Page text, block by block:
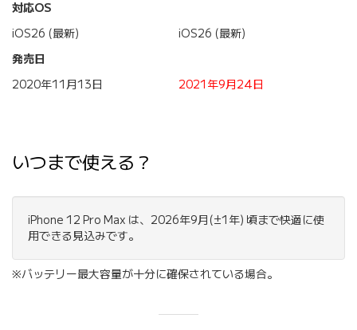
対応OS
iOS26 (最新)
iOS26 (最新)
発売日
2020年11月13日
2021年9月24日
いつまで使える？
iPhone 12 Pro Max は、2026年9月(±1年) 頃まで快適に使
用できる見込みです。
※バッテリー最大容量が十分に確保されている場合。